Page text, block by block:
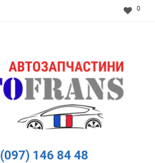
0
(097) 146 84 48